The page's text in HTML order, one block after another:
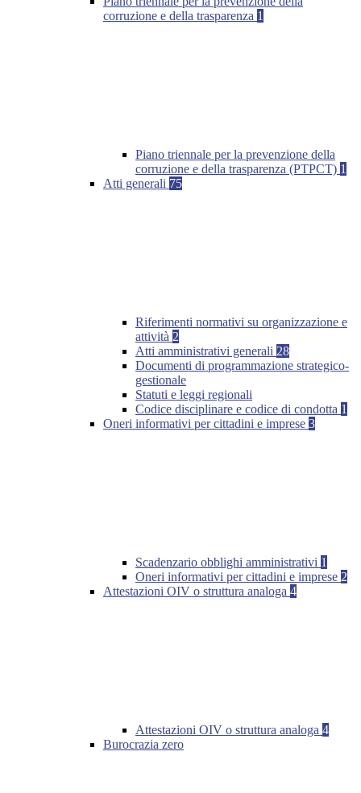
corruzione e della trasparenza 1
Piano triennale per la prevenzione della
corruzione e della trasparenza (PTPCT) 1
Atti generali 75
Riferimenti normativi su organizzazione e
attività 2
Atti amministrativi generali 28
Documenti di programmazione strategico-
gestionale
Statuti e leggi regionali
Codice disciplinare e codice di condotta 1
Oneri informativi per cittadini e imprese 3
Scadenzario obblighi amministrativi 1
Oneri informativi per cittadini e imprese 2
Attestazioni OIV o struttura analoga 4
Attestazioni OIV o struttura analoga 4
Burocrazia zero